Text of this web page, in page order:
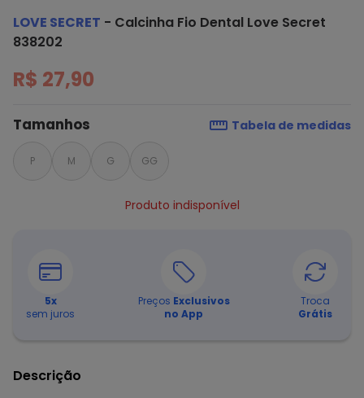
LOVE SECRET - Calcinha Fio Dental Love Secret
838202
R$ 27,90
Tamanhos Tabela de medidas
P M G GG
Produto indisponível
5x
sem juros
Preços Exclusivos
no App
Troca
Grátis
Descrição